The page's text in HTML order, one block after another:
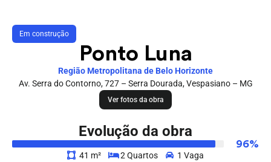
Em construção
Ponto Luna
Região Metropolitana de Belo Horizonte
Av. Serra do Contorno, 727 – Serra Dourada, Vespasiano – MG
Ver fotos da obra
Evolução da obra
96%
41 m² 2 Quartos
1 Vaga